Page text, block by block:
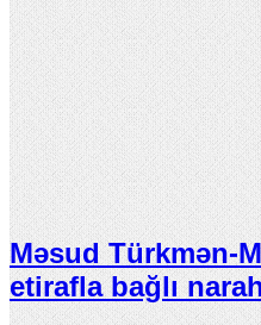
Məsud Türkmən-
etirafla bağlı